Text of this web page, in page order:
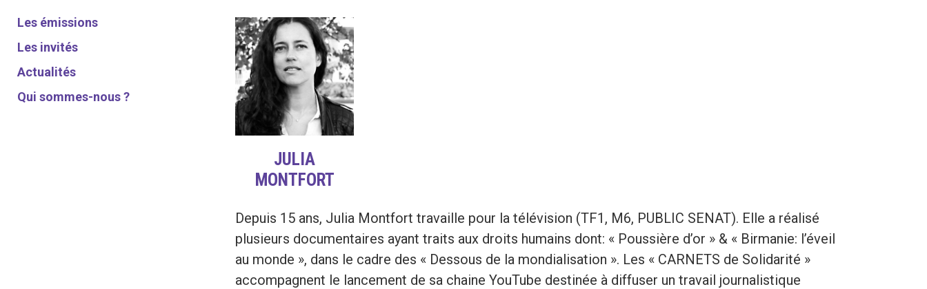
Les émissions
Les invités
Actualités
Qui sommes-nous ?
JULIA
MONTFORT
Depuis 15 ans, Julia Montfort travaille pour la télévision (TF1, M6, PUBLIC SENAT). Elle a réalisé
plusieurs documentaires ayant traits aux droits humains dont: « Poussière d’or » & « Birmanie: l’éveil
au monde », dans le cadre des « Dessous de la mondialisation ». Les « CARNETS de Solidarité »
accompagnent le lancement de sa chaine YouTube destinée à diffuser un travail journalistique